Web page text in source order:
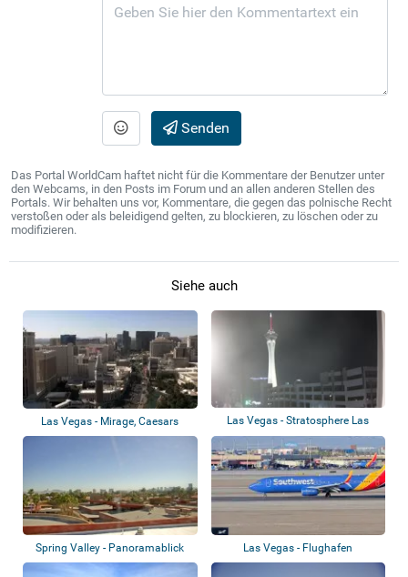
Senden
Das Portal WorldCam haftet nicht für die Kommentare der Benutzer unter
den Webcams, in den Posts im Forum und an allen anderen Stellen des
Portals. Wir behalten uns vor, Kommentare, die gegen das polnische Recht
verstoßen oder als beleidigend gelten, zu blockieren, zu löschen oder zu
modifizieren.
Siehe auch
Las Vegas - Mirage, Caesars
Palace
Las Vegas - Stratosphere Las
Vegas
Spring Valley - Panoramablick Las Vegas - Flughafen